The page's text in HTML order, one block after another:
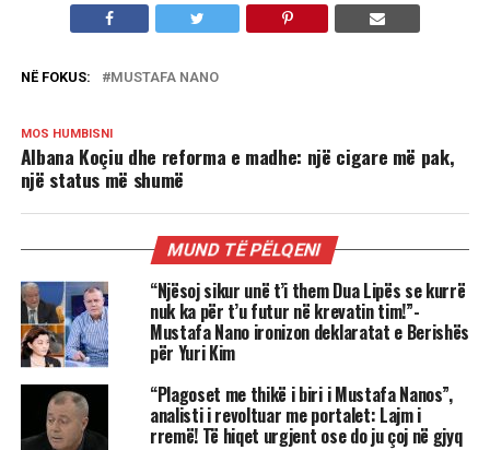
NË FOKUS: MUSTAFA NANO
MOS HUMBISNI
Albana Koçiu dhe reforma e madhe: një cigare më pak,
një status më shumë
MUND TË PËLQENI
“Njësoj sikur unë t’i them Dua Lipës se kurrë
nuk ka për t’u futur në krevatin tim!”-
Mustafa Nano ironizon deklaratat e Berishës
për Yuri Kim
“Plagoset me thikë i biri i Mustafa Nanos”,
analisti i revoltuar me portalet: Lajm i
rremë! Të hiqet urgjent ose do ju çoj në gjyq